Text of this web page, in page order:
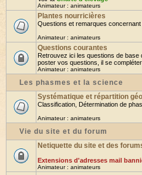
Animateur : animateurs
Plantes nourricières
Questions et remarques concernant
Animateur : animateurs
Questions courantes
Retrouvez ici les questions de
poster vos questions, il se
Animateur : animateurs
Les phasmes et la science
Systématique et répartition
Classification, Détermination de
Animateur : animateurs
Vie du site et du forum
Netiquette du site et des
Extensions d'adresses mail
Animateur : animateurs